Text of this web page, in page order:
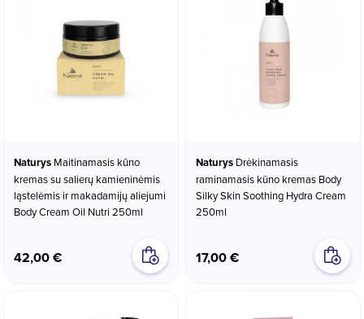
Naturys
kremas su salierų kamieninėmis
ląstelėmis ir makadamijų aliejumi
Body Cream Oil Nutri 250ml
42,00 €
Naturys
raminamasis kūno kremas Body
Silky Skin Soothing Hydra Cream
250ml
17,00 €